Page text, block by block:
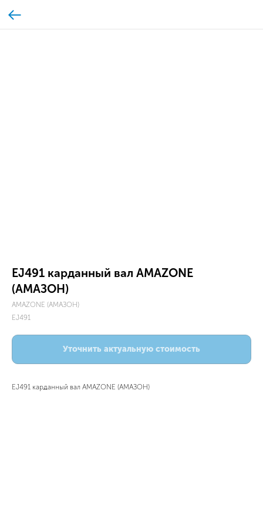
EJ491 карданный вал AMAZONE
(АМАЗОН)
AMAZONE (АМАЗОН)
EJ491
Уточнить актуальную стоимость
EJ491 карданный вал AMAZONE (АМАЗОН)